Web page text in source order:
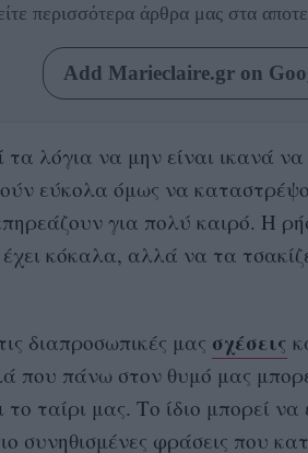
περισσότερα άρθρα μας στα
Add Marieclaire.gr on
τα λόγια να μην είναι ικανά
εύκολα όμως να
για πολύ καιρό. Η
κόκαλα, αλλά να τα
διαπροσωπικές μας σχέσεις
που πάνω στον θυμό μας
ταίρι μας. Το ίδιο μπορεί
συνηθισμένες φράσεις που